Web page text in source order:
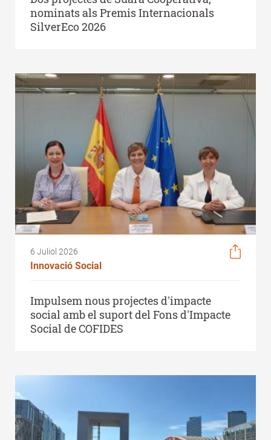
nominats als Premis Internacionals
SilverEco 2026
6 Juliol 2026
Innovació Social
Impulsem nous projectes d'impacte
social amb el suport del Fons d'Impacte
Social de COFIDES